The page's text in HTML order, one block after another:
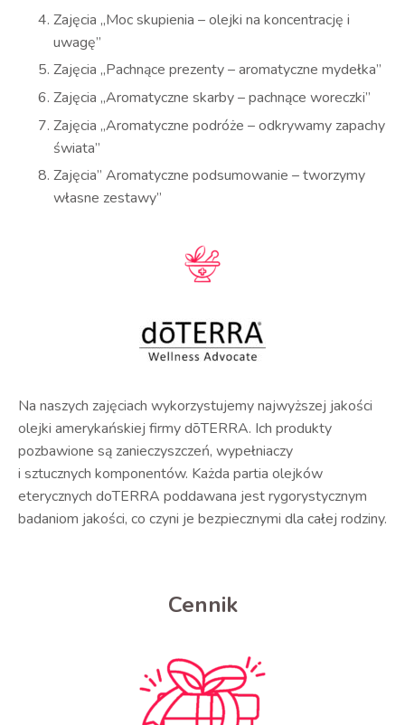
Zajęcia „Moc skupienia – olejki na koncentrację i
uwagę”
Zajęcia „Pachnące prezenty – aromatyczne mydełka”
Zajęcia „Aromatyczne skarby – pachnące woreczki”
Zajęcia „Aromatyczne podróże – odkrywamy zapachy
świata”
Zajęcia” Aromatyczne podsumowanie – tworzymy
własne zestawy”
Na naszych zajęciach wykorzystujemy najwyższej jakości
olejki amerykańskiej firmy dōTERRA. Ich produkty
pozbawione są zanieczyszczeń, wypełniaczy
i sztucznych komponentów. Każda partia olejków
eterycznych doTERRA poddawana jest rygorystycznym
badaniom jakości, co czyni je bezpiecznymi dla całej rodziny.
Cennik